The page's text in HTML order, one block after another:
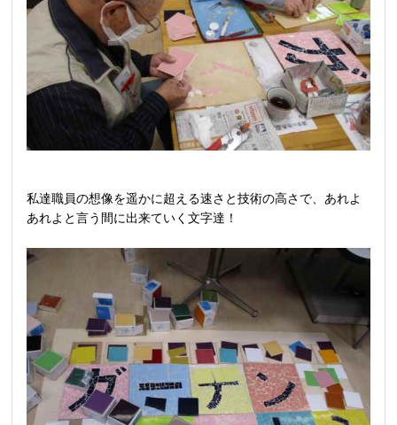
私達職員の想像を遥かに超える速さと技術の高さで、あれよ
あれよと言う間に出来ていく文字達！